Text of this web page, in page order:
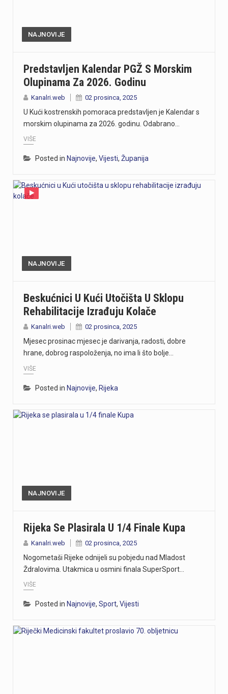
NAJNOVIJE
Predstavljen Kalendar PGŽ S Morskim
Olupinama Za 2026. Godinu
Kanalri.web 02 prosinca, 2025
U Kući kostrenskih pomoraca predstavljen je Kalendar s
morskim olupinama za 2026. godinu. Odabrano…
VIŠE
Posted in Najnovije, Vijesti, Županija
NAJNOVIJE
Beskućnici U Kući Utočišta U Sklopu
Rehabilitacije Izrađuju Kolače
Kanalri.web 02 prosinca, 2025
Mjesec prosinac mjesec je darivanja, radosti, dobre
hrane, dobrog raspoloženja, no ima li što bolje…
VIŠE
Posted in Najnovije, Rijeka
NAJNOVIJE
Rijeka Se Plasirala U 1/4 Finale Kupa
Kanalri.web 02 prosinca, 2025
Nogometaši Rijeke odnijeli su pobjedu nad Mladost
Ždralovima. Utakmica u osmini finala SuperSport…
VIŠE
Posted in Najnovije, Sport, Vijesti